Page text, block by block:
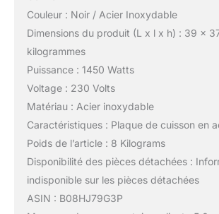
Couleur : Noir / Acier Inoxydable
Dimensions du produit (L x l x h) : 39 x
kilogrammes
Puissance : 1450 Watts
Voltage : 230 Volts
Matériau : Acier inoxydable
Caractéristiques : Plaque de cuisson en
Poids de l’article : 8 Kilograms
Disponibilité des pièces détachées :
indisponible sur les pièces détachées
ASIN : B08HJ79G3P